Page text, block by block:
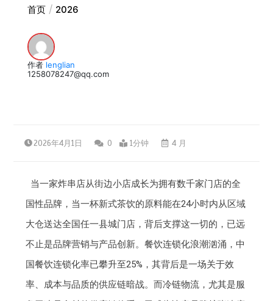
首页 2026
作者 lenglian
1258078247@qq.com
2026年4月1日 0 1分钟 4 月
当一家炸串店从街边小店成长为拥有数千家门店的全
国性品牌，当一杯新式茶饮的原料能在24小时内从区域
大仓送达全国任一县城门店，背后支撑这一切的，已远
不止是品牌营销与产品创新。餐饮连锁化浪潮汹涌，中
国餐饮连锁化率已攀升至25%，其背后是一场关于效
率、成本与品质的供应链暗战。而冷链物流，尤其是服